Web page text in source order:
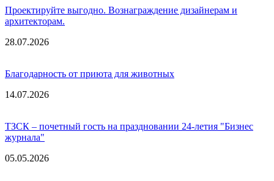
Проектируйте выгодно. Вознаграждение дизайнерам и
архитекторам.
28.07.2026
Благодарность от приюта для животных
14.07.2026
ТЗСК – почетный гость на праздновании 24-летия "Бизнес
журнала"
05.05.2026